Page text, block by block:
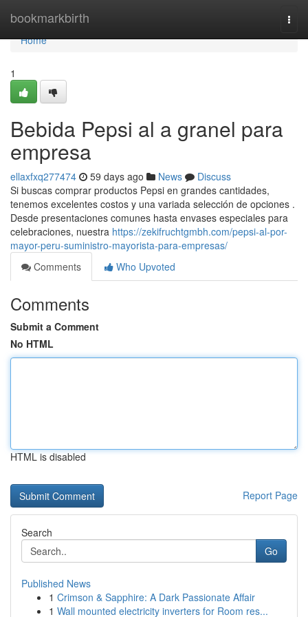
bookmarkbirth
Home
Home
1
Bebida Pepsi al a granel para
empresa
ellaxfxq277474 59 days ago News
Discuss
Si buscas comprar productos Pepsi en grandes cantidades,
tenemos excelentes costos y una variada selección de opciones .
Desde presentaciones comunes hasta envases especiales para
celebraciones, nuestra https://zekifruchtgmbh.com/pepsi-al-por-
mayor-peru-suministro-mayorista-para-empresas/
Comments
Who Upvoted
Comments
Submit a Comment
No HTML
HTML is disabled
Report Page
Search
Go
Published News
1 Crimson & Sapphire: A Dark Passionate Affair
1 Wall mounted electricity inverters for Room res...